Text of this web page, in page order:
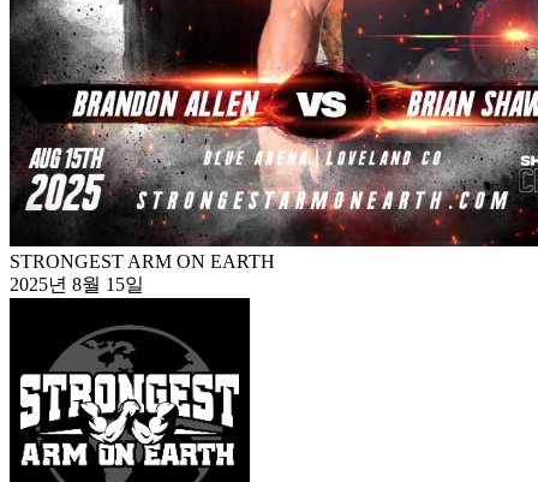
STRONGEST ARM ON EARTH
2025년 8월 15일